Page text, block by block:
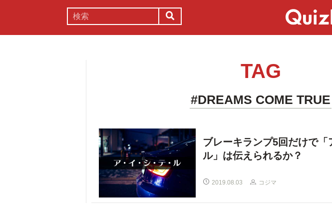
TAG
#DREAMS COME TRUE
ブレーキランプ5回だけで「
ル」は伝えられるか？
2019.08.03 コジマ